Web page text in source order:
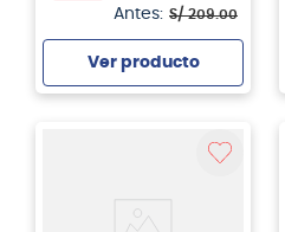
Antes: S/ 209.00
Ver producto